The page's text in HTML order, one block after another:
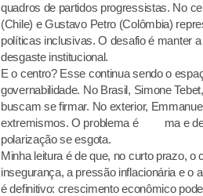
quadros de partidos progressistas. No
(Chile) e Gustavo Petro (Colômbia)
políticas inclusivas. O desafio é manter
desgaste institucional.
E o centro? Esse continua sendo o
governabilidade. No Brasil, Simone
buscam se firmar. No exterior,
extremismos. O problema é ma e de
polarização se esgota.
Minha leitura é de que, no curto prazo,
insegurança, a pressão inflacionária e o
é definitivo: crescimento econômico